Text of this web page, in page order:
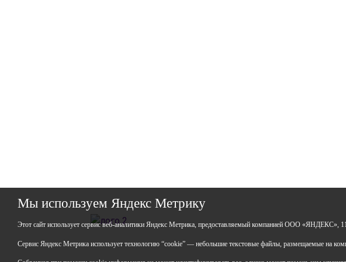
Мы используем Яндекс Метрику
Этот сайт использует сервис веб-аналитики Яндекс Метрика, предоставляемый компанией ООО «ЯНДЕКС»,
Сервис Яндекс Метрика использует технологию “cookie” — небольшие текстовые файлы, размещаемые на
ГАОУДО «Центр развития
ОГРН: 119028008662